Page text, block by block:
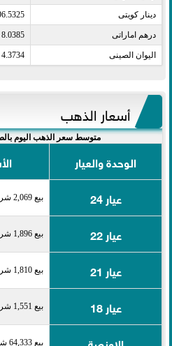
دينار كويتى​
درهم اماراتى​ 8.0385
اليوان الصينى​ 4.3734
أسعار الذهب
متوسط سعر الذهب اليوم
الوحدة والعيار
عيار 24
بيع 2,069 شراء 2,114
عيار 22 بيع 1,896 شراء 1,938
عيار 21 بيع 1,810 شراء 1,850
عيار 18 بيع 1,551 شراء 1,586
بيع 64,333 شراء 65,754